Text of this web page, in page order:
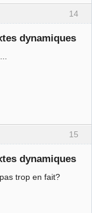
14
dynamiques
15
dynamiques
trop en fait?